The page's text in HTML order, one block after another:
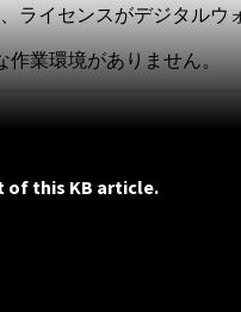
ライセンスがデジタル
業環境がありません。
of this KB article.